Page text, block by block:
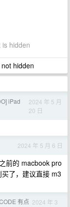
is hidden
hidden
iPad
2024 年 5 月
20 日
2024 年 5 月 6 日
前的 macbook pro
了，建议直接 m3
有点 2024 年 3